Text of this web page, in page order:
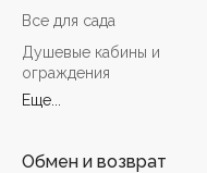
Все для сада
Душевые кабины и
ограждения
Еще...
Обмен и возврат